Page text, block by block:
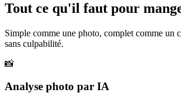
Tout ce qu'il faut pour
Simple comme une photo, complet comme un
sans culpabilité.
📸
Analyse photo par IA